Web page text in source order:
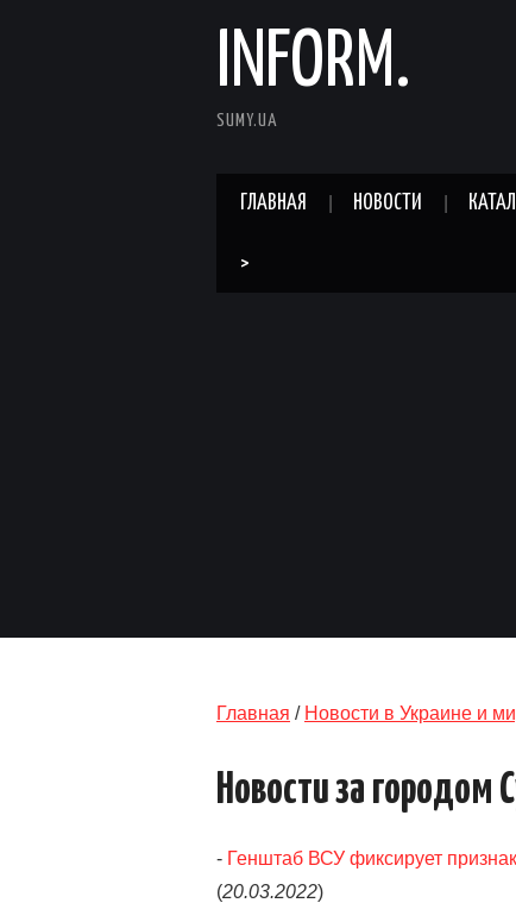
INFORM.
SUMY.UA
ГЛАВНАЯ НОВОСТИ
>
Главная / Новости в Украине и
Новости за городом
- Генштаб ВСУ фиксирует
(20.03.2022)